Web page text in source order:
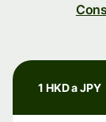
1 HKD a JPY